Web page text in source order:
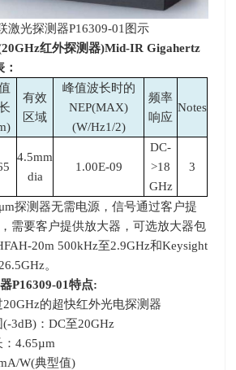
激光探测器P16309-01 图示
红外探测器)Mid-IR Gigahertz
有效
区域
峰值波长时的
NEP(MAX)
(W/Hz1/2)
频率
响应
Notes
4.5mm
dia
1.00E-09
DC-
>18
GHz
3
μm探测器无需电源，信号通过客户提
需要客户提供放大器，可选放大器包
20m 500kHz至2.9GHz和Keysight
26.5GHz。
P16309-01特点:
20GHz的超快红外光电探测器
(-3dB) ：DC至20GHz
：4.65µm
W(典型值)